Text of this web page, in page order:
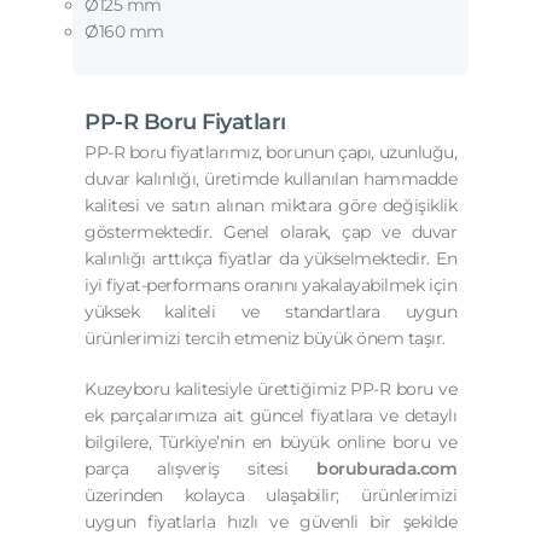
Ø160 mm
PP-R Boru Fiyatları
PP-R boru fiyatlarımız, borunun çapı, uzunluğu,
duvar kalınlığı, üretimde kullanılan hammadde
kalitesi ve satın alınan miktara göre değişiklik
göstermektedir. Genel olarak, çap ve duvar
kalınlığı arttıkça fiyatlar da yükselmektedir. En
iyi fiyat-performans oranını yakalayabilmek için
yüksek kaliteli ve standartlara uygun
ürünlerimizi tercih etmeniz büyük önem taşır.
Kuzeyboru kalitesiyle ürettiğimiz PP-R boru ve
ek parçalarımıza ait güncel fiyatlara ve detaylı
bilgilere, Türkiye’nin en büyük online boru ve
parça alışveriş sitesi boruburada.com
üzerinden kolayca ulaşabilir; ürünlerimizi
uygun fiyatlarla hızlı ve güvenli bir şekilde